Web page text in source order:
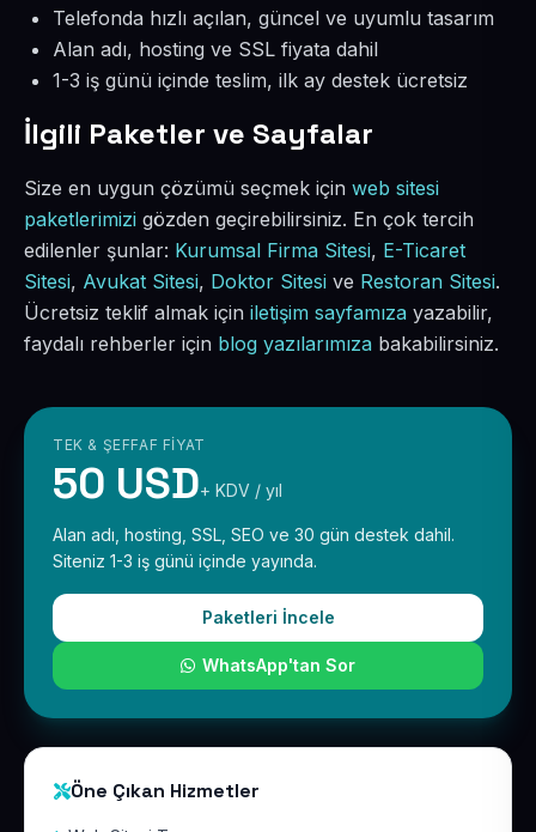
Telefonda hızlı açılan, güncel ve uyumlu tasarım
Alan adı, hosting ve SSL fiyata dahil
1-3 iş günü içinde teslim, ilk ay destek ücretsiz
İlgili Paketler ve Sayfalar
Size en uygun çözümü seçmek için web sitesi
paketlerimizi gözden geçirebilirsiniz. En çok tercih
edilenler şunlar: Kurumsal Firma Sitesi, E-Ticaret
Sitesi, Avukat Sitesi, Doktor Sitesi ve Restoran Sitesi.
Ücretsiz teklif almak için iletişim sayfamıza yazabilir,
faydalı rehberler için blog yazılarımıza bakabilirsiniz.
TEK & ŞEFFAF FIYAT
50 USD+ KDV / yıl
Alan adı, hosting, SSL, SEO ve 30 gün destek dahil.
Siteniz 1-3 iş günü içinde yayında.
Paketleri İncele
WhatsApp'tan Sor
Öne Çıkan Hizmetler